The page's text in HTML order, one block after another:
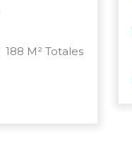
188 M² Totales